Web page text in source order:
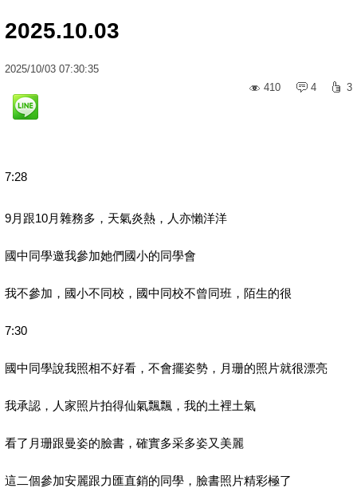
2025.10.03
2025/10/03 07:30:35
410
4 3
7:28
9月跟10月雜務多，天氣炎熱，人亦懶洋洋
國中同學邀我參加她們國小的同學會
我不參加，國小不同校，國中同校不曾同班，陌生的很
7:30
國中同學說我照相不好看，不會擺姿勢，月珊的照片就很漂亮
我承認，人家照片拍得仙氣飄飄，我的土裡土氣
看了月珊跟曼姿的臉書，確實多采多姿又美麗
這二個參加安麗跟力匯直銷的同學，臉書照片精彩極了